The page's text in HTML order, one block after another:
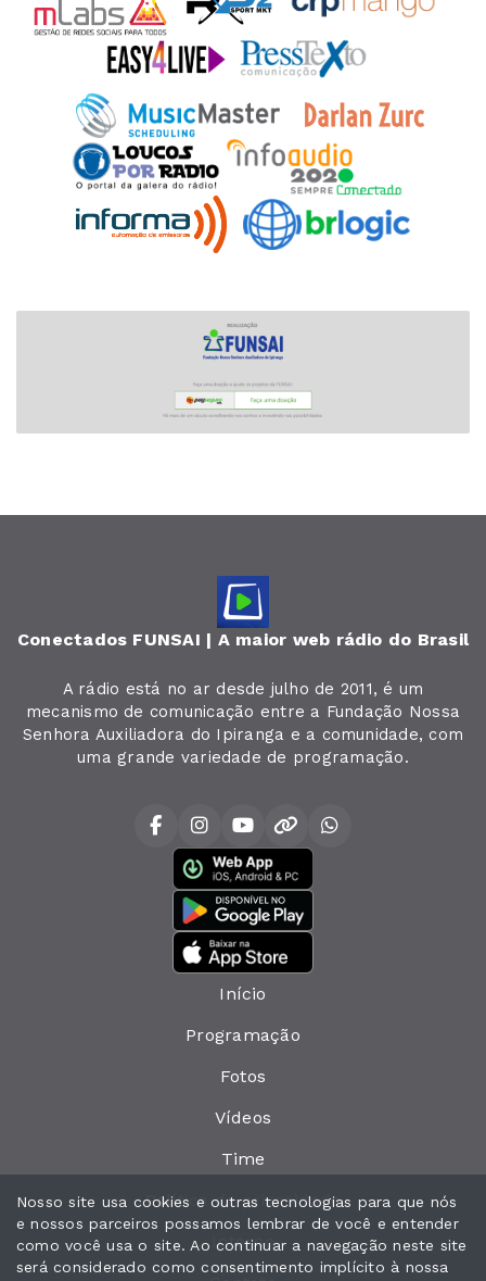
Conectados FUNSAI | A maior web rádio do Brasil
A rádio está no ar desde julho de 2011, é um
mecanismo de comunicação entre a Fundação Nossa
Senhora Auxiliadora do Ipiranga e a comunidade, com
uma grande variedade de programação.
Início
Programação
Fotos
Vídeos
Time
Política de privacidade
Interno
Nosso site usa cookies e outras tecnologias para que nós
e nossos parceiros possamos lembrar de você e entender
como você usa o site. Ao continuar a navegação neste site
será considerado como consentimento implícito à nossa